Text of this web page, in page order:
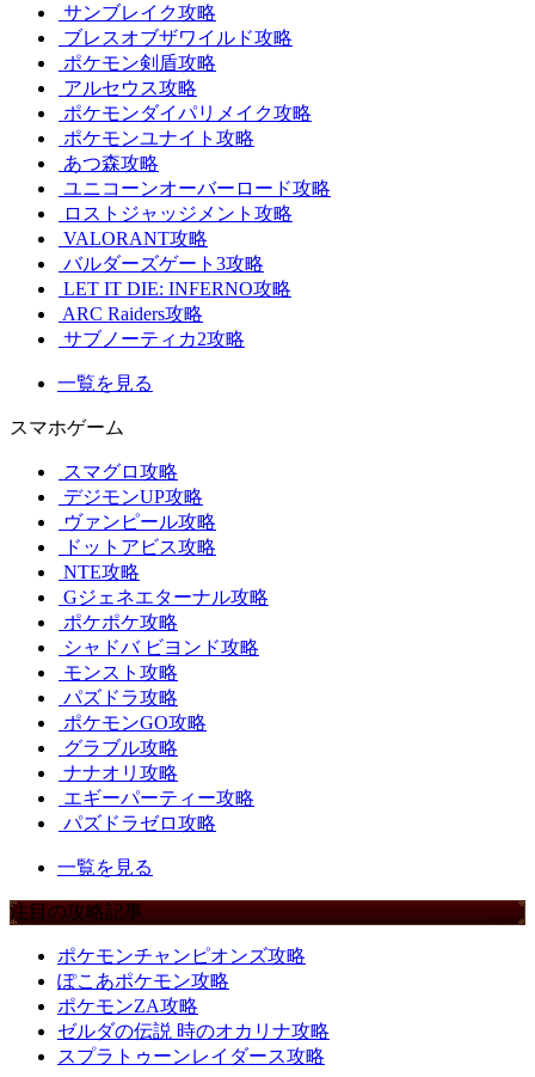
サンブレイク攻略
ブレスオブザワイルド攻略
ポケモン剣盾攻略
アルセウス攻略
ポケモンダイパリメイク攻略
ポケモンユナイト攻略
あつ森攻略
ユニコーンオーバーロード攻略
ロストジャッジメント攻略
VALORANT攻略
バルダーズゲート3攻略
LET IT DIE: INFERNO攻略
ARC Raiders攻略
サブノーティカ2攻略
一覧を見る
スマホゲーム
スマグロ攻略
デジモンUP攻略
ヴァンピール攻略
ドットアビス攻略
NTE攻略
Gジェネエターナル攻略
ポケポケ攻略
シャドバ ビヨンド攻略
モンスト攻略
パズドラ攻略
ポケモンGO攻略
グラブル攻略
ナナオリ攻略
エギーパーティー攻略
パズドラゼロ攻略
一覧を見る
注目の攻略記事
ポケモンチャンピオンズ攻略
ぽこあポケモン攻略
ポケモンZA攻略
ゼルダの伝説 時のオカリナ攻略
スプラトゥーンレイダース攻略